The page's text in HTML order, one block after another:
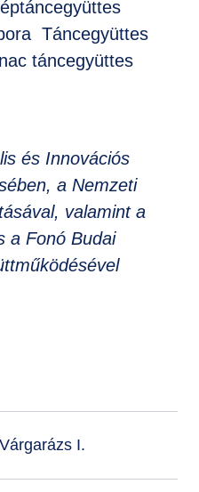
Táncegyüttes
táncegyüttes
és Innovációs
a Nemzeti
valamint a
a Fonó Budai
I.